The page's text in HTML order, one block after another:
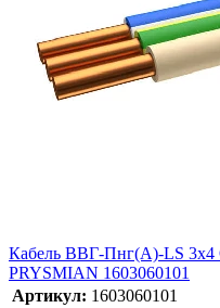
Кабель ВВГ-Пнг(А)-LS
PRYSMIAN 1603060101
Артикул: 1603060101